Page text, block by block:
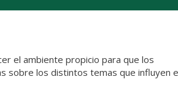
el ambiente propicio para que los
sobre los distintos temas que influyen